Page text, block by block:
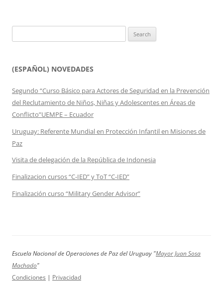
for:
(ESPAÑOL) NOVEDADES
Segundo “Curso Básico para Actores de Seguridad en la Prevención
del Reclutamiento de Niños, Niñas y Adolescentes en Áreas de
Conflicto”UEMPE – Ecuador
Uruguay: Referente Mundial en Protección Infantil en Misiones de
Paz
Visita de delegación de la República de Indonesia
Finalizacion cursos “C-IED” y ToT “C-IED”
Finalización curso “Military Gender Advisor”
Escuela Nacional de Operaciones de Paz del Uruguay "Mayor Juan Sosa
Machado"
Condiciones | Privacidad